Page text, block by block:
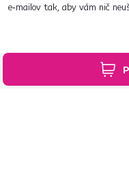
e‑mailov tak, aby vám nič